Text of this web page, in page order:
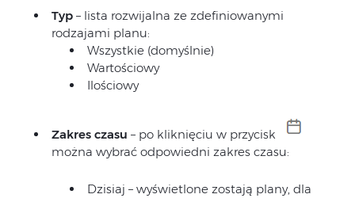
Typ – lista rozwijalna ze zdefiniowanymi
rodzajami planu:
Wszystkie (domyślnie)
Wartościowy
Ilościowy
Zakres czasu – po kliknięciu w przycisk
można wybrać odpowiedni zakres czasu:
Dzisiaj – wyświetlone zostają plany, dla